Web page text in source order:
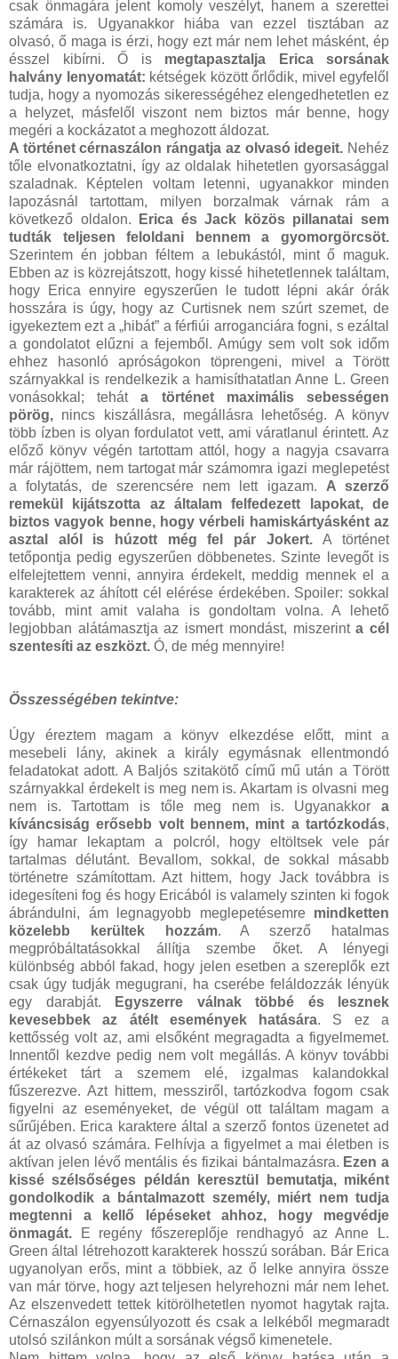
csak önmagára jelent komoly veszélyt, hanem a szerettei
számára is. Ugyanakkor hiába van ezzel tisztában az
olvasó, ő maga is érzi, hogy ezt már nem lehet másként, ép
ésszel kibírni. Ő is megtapasztalja Erica sorsának
halvány lenyomatát: kétségek között őrlődik, mivel egyfelől
tudja, hogy a nyomozás sikerességéhez elengedhetetlen ez
a helyzet, másfelől viszont nem biztos már benne, hogy
megéri a kockázatot a meghozott áldozat.
A történet cérnaszálon rángatja az olvasó idegeit. Nehéz
tőle elvonatkoztatni, így az oldalak hihetetlen gyorsasággal
szaladnak. Képtelen voltam letenni, ugyanakkor minden
lapozásnál tartottam, milyen borzalmak várnak rám a
következő oldalon. Erica és Jack közös pillanatai sem
tudták teljesen feloldani bennem a gyomorgörcsöt.
Szerintem én jobban féltem a lebukástól, mint ő maguk.
Ebben az is közrejátszott, hogy kissé hihetetlennek találtam,
hogy Erica ennyire egyszerűen le tudott lépni akár órák
hosszára is úgy, hogy az Curtisnek nem szúrt szemet, de
igyekeztem ezt a „hibát” a férfiúi arroganciára fogni, s ezáltal
a gondolatot elűzni a fejemből. Amúgy sem volt sok időm
ehhez hasonló apróságokon töprengeni, mivel a Törött
szárnyakkal is rendelkezik a hamisíthatatlan Anne L. Green
vonásokkal; teháta történet maximális sebességen
pörög, nincs kiszállásra, megállásra lehetőség. A könyv
több ízben is olyan fordulatot vett, ami váratlanul érintett. Az
előző könyv végén tartottam attól, hogy a nagyja csavarra
már rájöttem, nem tartogat már számomra igazi meglepetést
a folytatás, de szerencsére nem lett igazam. A szerző
remekül kijátszotta az általam felfedezett lapokat, de
biztos vagyok benne, hogy vérbeli hamiskártyásként az
asztal alól is húzott még fel pár Jokert.A történet
tetőpontja pedig egyszerűen döbbenetes. Szinte levegőt is
elfelejtettem venni, annyira érdekelt, meddig mennek el a
karakterek az áhított cél elérése érdekében. Spoiler: sokkal
tovább, mint amit valaha is gondoltam volna. A lehető
legjobban alátámasztja az ismert mondást, miszerinta cél
szentesíti az eszközt. Ó, de még mennyire!
Összességében tekintve:
Úgy éreztem magam a könyv elkezdése előtt, mint a
mesebeli lány, akinek a király egymásnak ellentmondó
feladatokat adott. A Baljós szitakötő című mű után a Törött
szárnyakkal érdekelt is meg nem is. Akartam is olvasni meg
nem is. Tartottam is tőle meg nem is. Ugyanakkor a
kíváncsiság erősebb volt bennem, mint a tartózkodás,
így hamar lekaptam a polcról, hogy eltöltsek vele pár
tartalmas délutánt. Bevallom, sokkal, de sokkal másabb
történetre számítottam. Azt hittem, hogy Jack továbbra is
idegesíteni fog és hogy Ericából is valamely szinten ki fogok
ábrándulni, ám legnagyobb meglepetésemre mindketten
közelebb kerültek hozzám. A szerző hatalmas
megpróbáltatásokkal állítja szembe őket. A lényegi
különbség abból fakad, hogy jelen esetben a szereplők ezt
csak úgy tudják megugrani, ha cserébe feláldozzák lényük
egy darabját.
Egyszerre válnak többé és lesznek
kevesebbek az átélt események hatására. S ez a
kettősség volt az, ami elsőként megragadta a figyelmemet.
Innentől kezdve pedig nem volt megállás. A könyv további
értékeket tárt a szemem elé, izgalmas kalandokkal
fűszerezve. Azt hittem, messziről, tartózkodva fogom csak
figyelni az eseményeket, de végül ott találtam magam a
sűrűjében. Erica karaktere által a szerző fontos üzenetet ad
át az olvasó számára. Felhívja a figyelmet a mai életben is
aktívan jelen lévő mentális és fizikai bántalmazásra. Ezen a
kissé szélsőséges példán keresztül bemutatja, miként
gondolkodik a bántalmazott személy, miért nem tudja
megtenni a kellő lépéseket ahhoz, hogy megvédje
önmagát.
E regény főszereplője rendhagyó az Anne L.
Green által létrehozott karakterek hosszú sorában. Bár Erica
ugyanolyan erős, mint a többiek, az ő lelke annyira össze
van már törve, hogy azt teljesen helyrehozni már nem lehet.
Az elszenvedett tettek kitörölhetetlen nyomot hagytak rajta.
Cérnaszálon egyensúlyozott és csak a lelkéből megmaradt
utolsó szilánkon múlt a sorsának végső kimenetele.